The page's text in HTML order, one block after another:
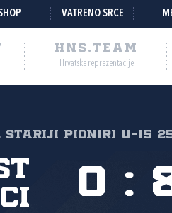
VATRENO SRCE
HNS.TEAM
Hrvatske reprezentacije
STARIJI PIONIRI U-15
0 :